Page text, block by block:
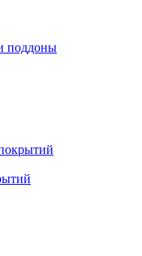
поддоны